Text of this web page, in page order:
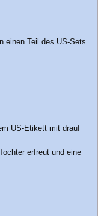
einen Teil des US-Sets
US-Etikett mit drauf
erfreut und eine